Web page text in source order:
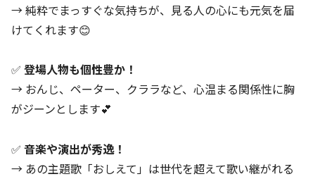
→ 純粋でまっすぐな気持ちが、見る人の心にも元気を届
けてくれます😊
✅ 登場人物も個性豊か！
→ おんじ、ペーター、クララなど、心温まる関係性に胸
がジーンとします💕
✅ 音楽や演出が秀逸！
→ あの主題歌「おしえて」は世代を超えて歌い継がれる